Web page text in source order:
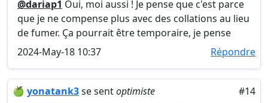
@dariap1 Oui, moi aussi ! Je pense que c'est parce
que je ne compense plus avec des collations au lieu
de fumer. Ça pourrait être temporaire, je pense
2024-May-18 10:37
Répondre
🍏 yonatank3se sentoptimiste
#14